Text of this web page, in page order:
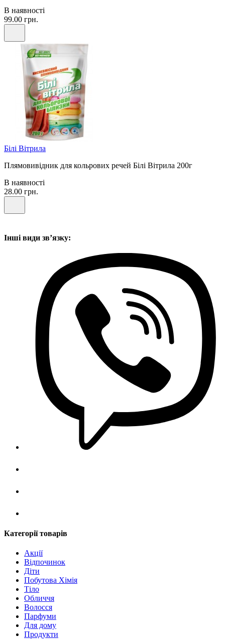
В наявності
99.00 грн.
Білі Вітрила
Плямовивідник для кольрових речей Білі Вітрила 200г
В наявності
28.00 грн.
Інші види звʼязку:
Категорії товарів
Акції
Відпочинок
Діти
Побутова Хімія
Тіло
Обличчя
Волосся
Парфуми
Для дому
Продукти